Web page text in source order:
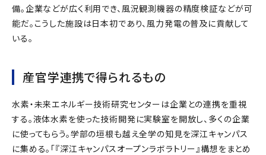
備。企業などが広く利用でき、風況観測機器の精度検証などが可
能だ。こうした施設は日本初であり、風力発電の普及に貢献して
いる。
産官学連携で得られるもの
水素・未来エネルギー技術研究センターは企業との連携を重視
する。液体水素を使った技術開発に実験室を開放し、多くの企業
に使ってもらう。学部の垣根も越え全学の知見を深江キャンパス
に集める。「『深江キャンパスオープンラボラトリー』構想をまとめ